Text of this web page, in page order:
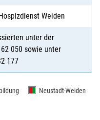
Weiden
unter der
050 sowie unter
177
Neustadt-Weiden